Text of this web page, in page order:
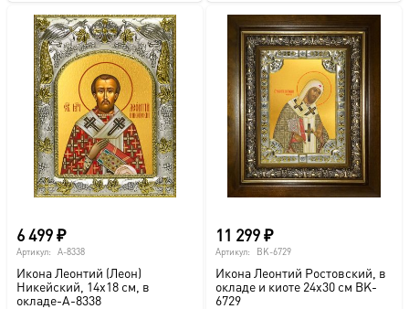
странице
6 499₽
Артикул: A-8338
Икона Леонтий (Леон)
Никейский, 14х18 см, в
окладе-A-8338
11 299₽
Артикул: BK-6729
Икона Леонтий Ростовский, в
окладе и киоте 24х30 см BK-
6729